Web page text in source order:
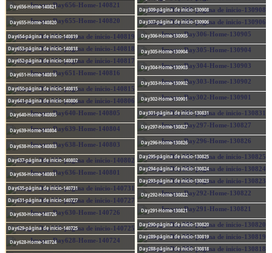
Day656-Home-140821
Day655-Home-140820
Day654-página de inicio-140819
Day653-página de inicio-140818
Day652-página de inicio-140817
Day651-Home-140816
Day650-página de inicio-140815
Day641-página de inicio-140806
Day640-Home-140805
Day639-Home-140804
Day638-Home-140803
Day637-página de inicio-140802
Day636-Home-140801
Day635-página de inicio-140731
Day631-página de inicio-140727
Day630-Home-140726
Day629-página de inicio-140725
Day628-Home-140724
Day309-página de inicio-130908
Day307-página de inicio-130906
Day306-Home-130905
Day305-Home-130904
Day304-Home-130903
Day303-Home-130902
Day302-Home-130901
Day301-página de inicio-130831
Day297-Home-130827
Day296-Home-130826
Day295-página de inicio-130825
Day294-página de inicio-130824
Day293-página de inicio-130823
Day292-Home-130822
Day291-Home-130821
Day290-página de inicio-130820
Day289-página de inicio-130819
Day288-página de inicio-130818